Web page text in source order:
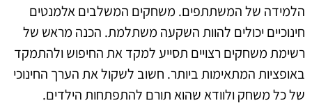
הלמידה של המשתתפים. משחקים המשלבים אלמנטים
חינוכיים יכולים להוות השקעה משתלמת. הכנה מראש של
רשימת משחקים רצויים תסייע למקד את החיפוש ולהתמקד
באופציות המתאימות ביותר. חשוב לשקול את הערך החינוכי
של כל משחק ולוודא שהוא תורם להתפתחות הילדים.